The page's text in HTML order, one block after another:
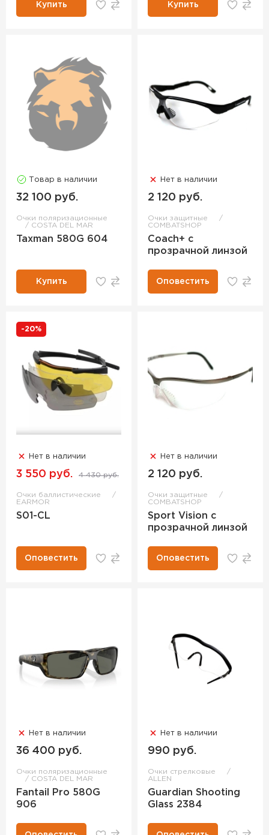
Купить Купить
Товар в наличии
32 100 руб.
Очки поляризационные
COSTA DEL MAR
Taxman 580G 604
Купить
Нет в наличии
2 120 руб.
Очки защитные
COMBATSHOP
Coach+ с
прозрачной линзой
Оповестить
-20%
Нет в наличии
3 550 руб. 4 430 руб.
Очки баллистические
EARMOR
S01-CL
Оповестить
Нет в наличии
2 120 руб.
Очки защитные
COMBATSHOP
Sport Vision с
прозрачной линзой
Оповестить
Нет в наличии
36 400 руб.
Очки поляризационные
COSTA DEL MAR
Fantail Pro 580G
906
Нет в наличии
990 руб.
Очки стрелковые
ALLEN
Guardian Shooting
Glass 2384